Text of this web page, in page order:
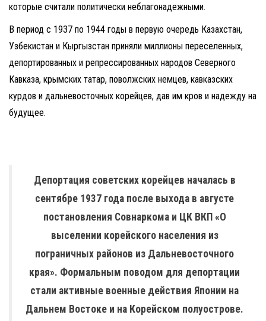
которые считали политически неблагонадежными.
В период с 1937 по 1944 годы в первую очередь Казахстан,
Узбекистан и Кыргызстан приняли миллионы переселенных,
депортированных и репрессированных народов Северного
Кавказа, крымских татар, поволжских немцев, кавказских
курдов и дальневосточных корейцев, дав им кров и надежду на
будущее.
Депортация советских корейцев началась в
сентябре 1937 года после выхода в августе
постановления Совнаркома и ЦК ВКП «О
выселении корейского населения из
пограничных районов из Дальневосточного
края». Формальным поводом для депортации
стали активные военные действия Японии на
Дальнем Востоке и на Корейском полуострове.